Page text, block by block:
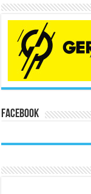
Facebook